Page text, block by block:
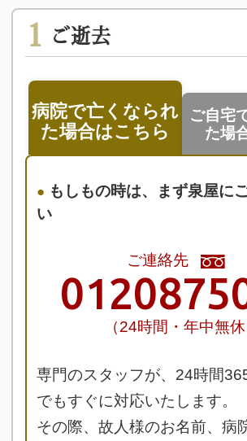
1 ご逝去
病院で亡くなられ
た場合はこちら
ご自宅
た場
もしもの時は、まず泉屋に
い
ご連絡先
（24時間・年中無休
専門のスタッフが、24時間
でもすぐに対応いたします。
その際、故人様のお名前、病